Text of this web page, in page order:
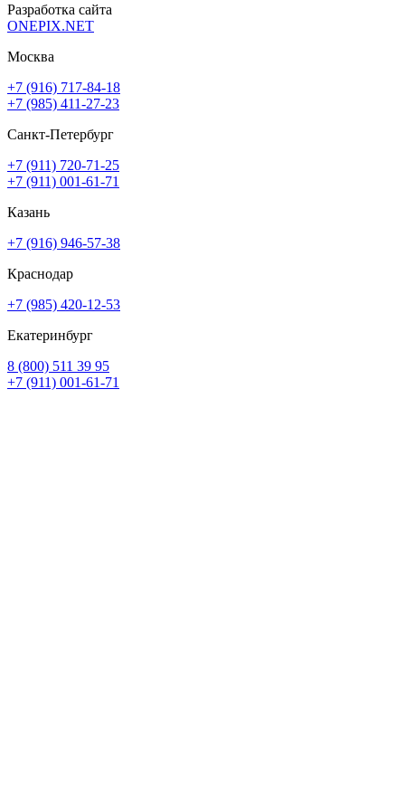
Разработка сайта
ONEPIX.NET
Москва
+7 (916) 717-84-18
+7 (985) 411-27-23
Санкт-Петербург
+7 (911) 720-71-25
+7 (911) 001-61-71
Казань
+7 (916) 946-57-38
Краснодар
+7 (985) 420-12-53
Екатеринбург
8 (800) 511 39 95
+7 (911) 001-61-71